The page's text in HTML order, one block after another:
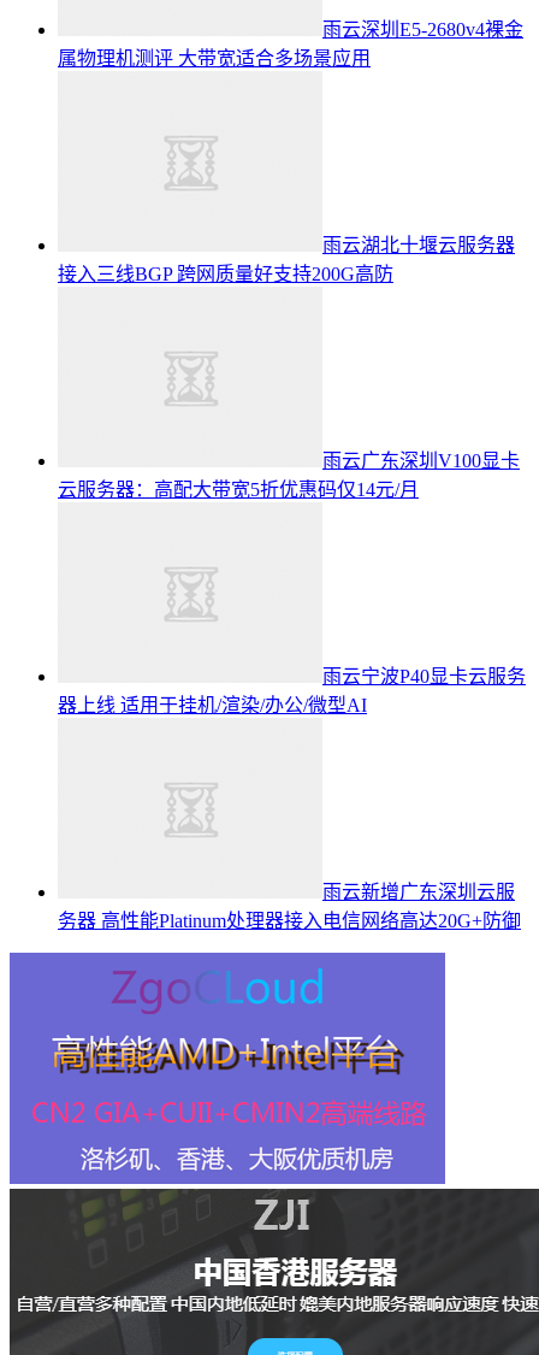
雨云深圳E5-2680v4裸金
属物理机测评 大带宽适合多场景应用
雨云湖北十堰云服务器
接入三线BGP 跨网质量好支持200G高防
雨云广东深圳V100显卡
云服务器：高配大带宽5折优惠码仅14元/月
雨云宁波P40显卡云服务
器上线 适用于挂机/渲染/办公/微型AI
雨云新增广东深圳云服
务器 高性能Platinum处理器接入电信网络高达20G+防御